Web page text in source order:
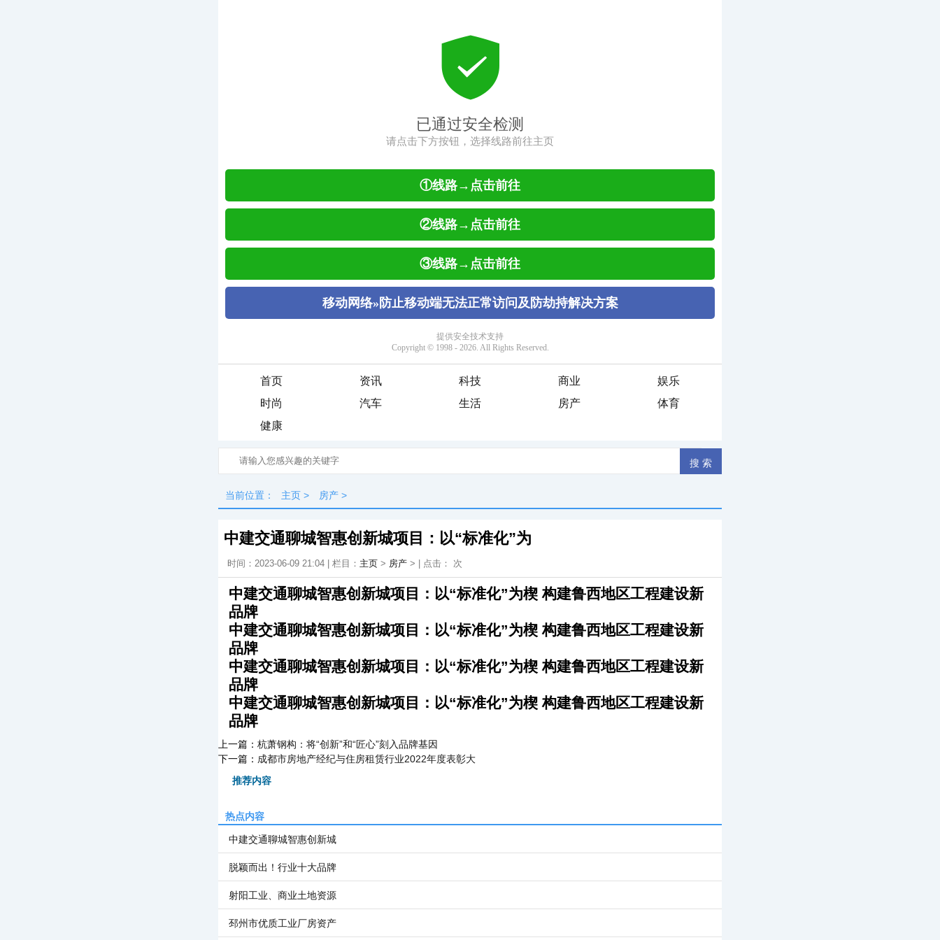
首页 资讯 科技 商业
娱乐
时尚
汽车 生活 房产
体育
健康
当前位置： 主页 > 房产 >
中建交通聊城智惠创新城项目：以“标准化”为
时间：2023-06-09 21:04 | 栏目： 主页 > 房产 > | 点击： 次
中建交通聊城智惠创新城项目：以“标准化”为楔 构建鲁西地区工程建设新
品牌
中建交通聊城智惠创新城项目：以“标准化”为楔 构建鲁西地区工程建设新
品牌
中建交通聊城智惠创新城项目：以“标准化”为楔 构建鲁西地区工程建设新
品牌
中建交通聊城智惠创新城项目：以“标准化”为楔 构建鲁西地区工程建设新
品牌
上一篇： 杭萧钢构：将“创新”和“匠心”刻入品牌基因
下一篇： 成都市房地产经纪与住房租赁行业2022年度表彰大
推荐内容
热点内容
中建交通聊城智惠创新城
脱颖而出！行业十大品牌
射阳工业、商业土地资源
邳州市优质工业厂房资产